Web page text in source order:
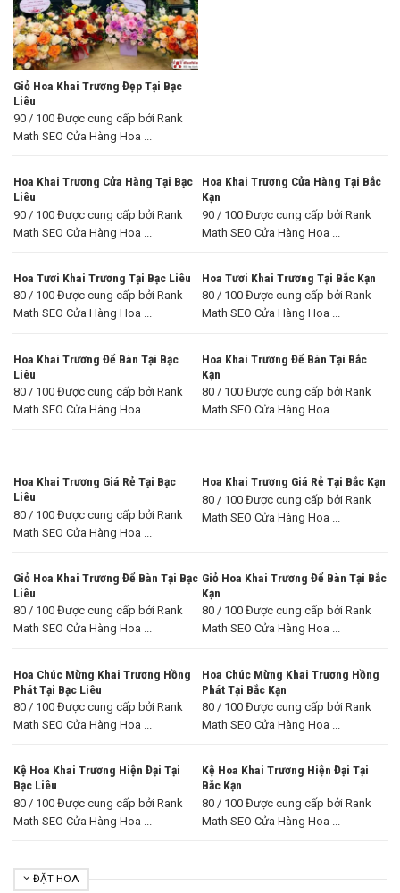
Giỏ Hoa Khai Trương Đẹp Tại Bạc
Liêu
90 / 100 Được cung cấp bởi Rank
Math SEO Cửa Hàng Hoa ...
Hoa Khai Trương Cửa Hàng Tại Bạc
Liêu
90 / 100 Được cung cấp bởi Rank
Math SEO Cửa Hàng Hoa ...
Hoa Khai Trương Cửa Hàng Tại Bắc
Kạn
90 / 100 Được cung cấp bởi Rank
Math SEO Cửa Hàng Hoa ...
Hoa Tươi Khai Trương Tại Bạc Liêu
80 / 100 Được cung cấp bởi Rank
Math SEO Cửa Hàng Hoa ...
Hoa Tươi Khai Trương Tại Bắc Kạn
80 / 100 Được cung cấp bởi Rank
Math SEO Cửa Hàng Hoa ...
Hoa Khai Trương Để Bàn Tại Bạc
Liêu
80 / 100 Được cung cấp bởi Rank
Math SEO Cửa Hàng Hoa ...
Hoa Khai Trương Để Bàn Tại Bắc
Kạn
80 / 100 Được cung cấp bởi Rank
Math SEO Cửa Hàng Hoa ...
Hoa Khai Trương Giá Rẻ Tại Bạc
Liêu
80 / 100 Được cung cấp bởi Rank
Math SEO Cửa Hàng Hoa ...
Hoa Khai Trương Giá Rẻ Tại Bắc Kạn
80 / 100 Được cung cấp bởi Rank
Math SEO Cửa Hàng Hoa ...
Giỏ Hoa Khai Trương Để Bàn Tại Bạc
Liêu
80 / 100 Được cung cấp bởi Rank
Math SEO Cửa Hàng Hoa ...
Giỏ Hoa Khai Trương Để Bàn Tại Bắc
Kạn
80 / 100 Được cung cấp bởi Rank
Math SEO Cửa Hàng Hoa ...
Hoa Chúc Mừng Khai Trương Hồng
Phát Tại Bạc Liêu
80 / 100 Được cung cấp bởi Rank
Math SEO Cửa Hàng Hoa ...
Hoa Chúc Mừng Khai Trương Hồng
Phát Tại Bắc Kạn
80 / 100 Được cung cấp bởi Rank
Math SEO Cửa Hàng Hoa ...
Kệ Hoa Khai Trương Hiện Đại Tại
Bạc Liêu
80 / 100 Được cung cấp bởi Rank
Math SEO Cửa Hàng Hoa ...
Kệ Hoa Khai Trương Hiện Đại Tại
Bắc Kạn
80 / 100 Được cung cấp bởi Rank
Math SEO Cửa Hàng Hoa ...
ĐẶT HOA